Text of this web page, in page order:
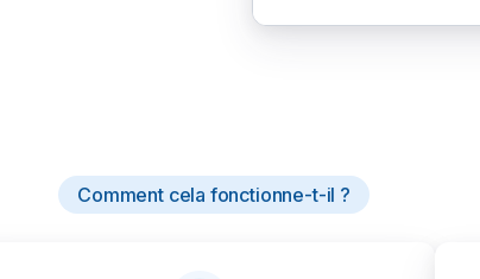
Comment cela fonctionne-t-il ?